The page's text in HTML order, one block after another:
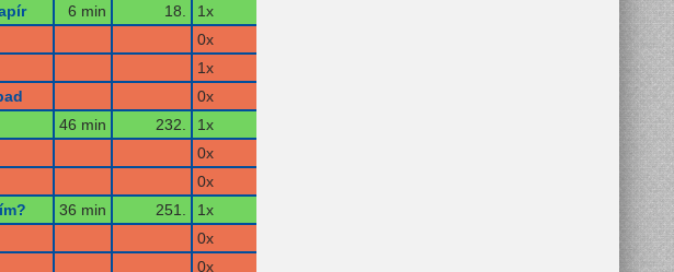
6 min 18.
1x
0x
1x
0x
46 min 232.
1x
0x
0x
36 min 251.
1x
0x
0x